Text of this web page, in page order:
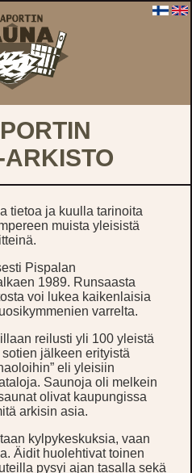
tietoa ja kuulla tarinoita
muista yleisistä
Pispalan
1989. Runsaasta
voi lukea kaikenlaisia
varrelta.
reilusti yli 100 yleistä
jälkeen erityistä
eli yleisiin
Saunoja oli melkein
olivat kaupungissa
arkisin asia.
kylpykeskuksia, vaan
Äidit huolehtivat toinen
pysyi ajan tasalla sekä